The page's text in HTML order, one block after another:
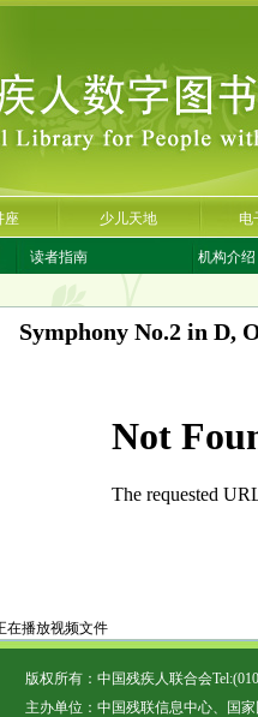
座 少儿天地 电
读者指南 机构介绍
Symphony No.2 in D,
在播放视频文件
版权所有：中国残疾人联合会
主办单位：中国残联信息中心、国